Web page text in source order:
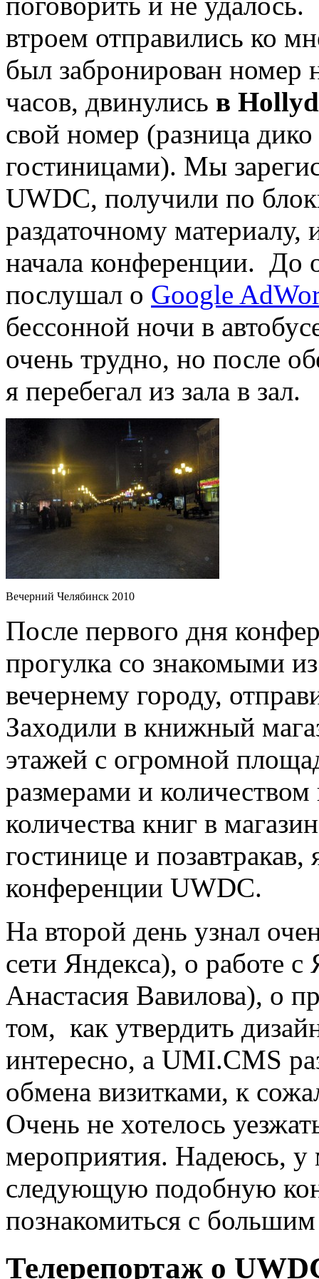
втроем отправились ко
был забронирован номер
часов, двинулись в
свой номер (разница
гостиницами). Мы
UWDC, получили по
раздаточному материалу,
начала конференции. До
послушал о Google
бессонной ночи в
очень трудно, но после
я перебегал из зала в зал.
Вечерний Челябинск 2010
После первого дня
прогулка со знакомыми
вечернему городу,
Заходили в книжный
этажей с огромной
размерами и количеством
количества книг в
гостинице и
конференции UWDC.
На второй день узнал
сети Яндекса), о работе
Анастасия Вавилова), о
том, как утвердить
интересно, а UMI.CMS
обмена визитками, к
Очень не хотелось
мероприятия. Надеюсь, у
следующую подобную
познакомиться с
Телерепортаж о